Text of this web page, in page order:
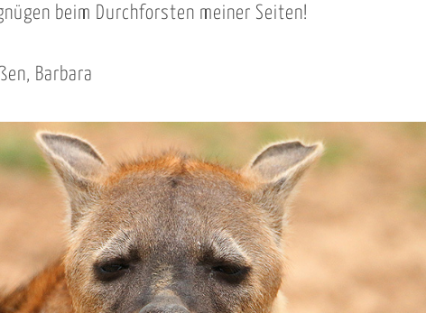
beim Durchforsten meiner Seiten!
Barbara